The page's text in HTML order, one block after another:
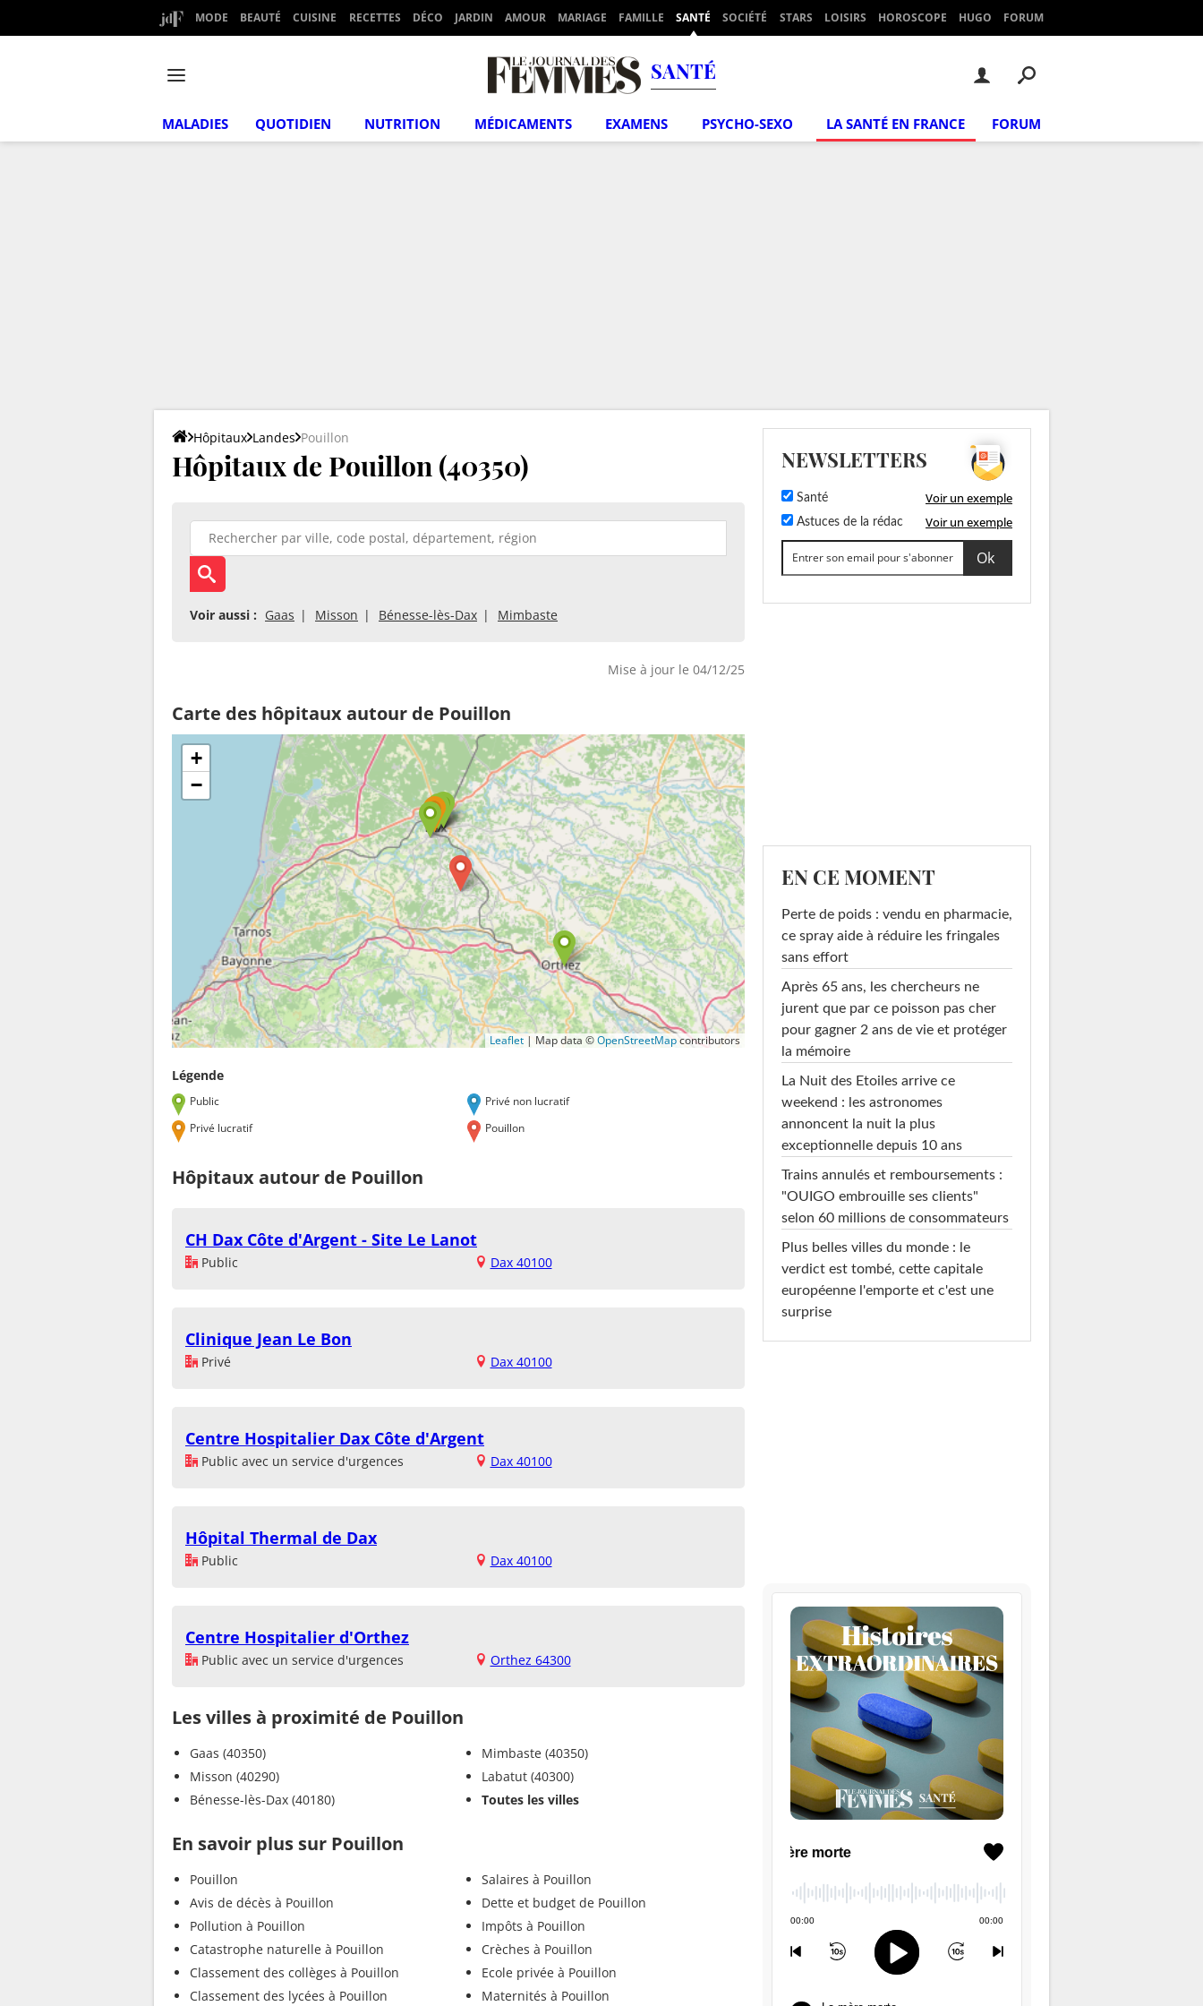
MODE BEAUTÉ CUISINE RECETTES DÉCO JARDIN AMOUR MARIAGE FAMILLE SANTÉ SOCIÉTÉ STARS LOISIRS HOROSCOPE HUGO FORUM
SANTÉ
MALADIES QUOTIDIEN NUTRITION MÉDICAMENTS EXAMENS PSYCHO-SEXO LA SANTÉ EN FRANCE FORUM
Hôpitaux Landes Pouillon
Hôpitaux de Pouillon (40350)
Voir aussi : Gaas Misson Bénesse-lès-Dax Mimbaste
Mise à jour le 04/12/25
Carte des hôpitaux autour de Pouillon
+
−
Leaflet | Map data ©OpenStreetMapcontributors
Légende
Public
Privé non lucratif
Privé lucratif
Pouillon
Hôpitaux autour de Pouillon
CH Dax Côte d'Argent - Site Le Lanot
Public Dax 40100
Clinique Jean Le Bon
Privé Dax 40100
Centre Hospitalier Dax Côte d'Argent
Public avec un service d'urgences Dax 40100
Hôpital Thermal de Dax
Public Dax 40100
Centre Hospitalier d'Orthez
Public avec un service d'urgences Orthez 64300
Les villes à proximité de Pouillon
Gaas (40350)
Misson (40290)
Bénesse-lès-Dax (40180)
Mimbaste (40350)
Labatut (40300)
Toutes les villes
En savoir plus sur Pouillon
Pouillon
Avis de décès à Pouillon
Pollution à Pouillon
Catastrophe naturelle à Pouillon
Classement des collèges à Pouillon
Classement des lycées à Pouillon
Salaires à Pouillon
Dette et budget de Pouillon
Impôts à Pouillon
Crèches à Pouillon
Ecole privée à Pouillon
Maternités à Pouillon
NEWSLETTERS
Santé Voir un exemple
Astuces de la rédac Voir un exemple
EN CE MOMENT
Perte de poids : vendu en pharmacie,
ce spray aide à réduire les fringales
sans effort
Après 65 ans, les chercheurs ne
jurent que par ce poisson pas cher
pour gagner 2 ans de vie et protéger
la mémoire
La Nuit des Etoiles arrive ce
weekend : les astronomes
annoncent la nuit la plus
exceptionnelle depuis 10 ans
Trains annulés et remboursements :
"OUIGO embrouille ses clients"
selon 60 millions de consommateurs
Plus belles villes du monde : le
verdict est tombé, cette capitale
européenne l'emporte et c'est une
surprise